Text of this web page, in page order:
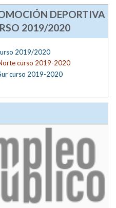
DEPORTIVA
2019/2020
2019/2020
curso 2019-2020
curso 2019-2020